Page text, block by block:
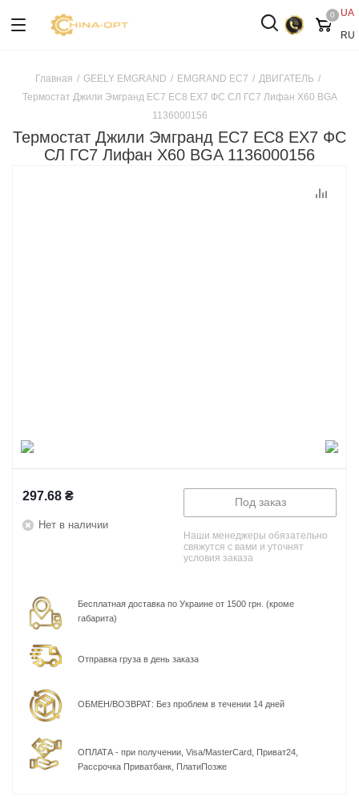
UA
RU
0
Главная / GEELY EMGRAND / EMGRAND EC7 / ДВИГАТЕЛЬ /
Термостат Джили Эмгранд ЕС7 ЕС8 ЕХ7 ФС СЛ ГС7 Лифан Х60 BGA
1136000156
Термостат Джили Эмгранд ЕС7 ЕС8 ЕХ7 ФС
СЛ ГС7 Лифан Х60 BGA 1136000156
297.68 ₴
Нет в наличии
Под заказ
Наши менеджеры обязательно
свяжутся с вами и уточнят
условия заказа
Бесплатная доставка по Украине от 1500 грн. (кроме
габарита)
Отправка груза в день заказа
ОБМЕН/ВОЗВРАТ: Без проблем в течении 14 дней
ОПЛАТА - при получении, Visa/MasterCard, Приват24,
Рассрочка Приватбанк, ПлатиПозже